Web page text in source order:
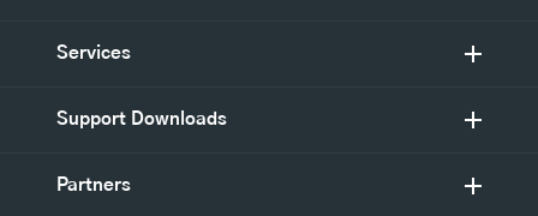
Services
Support Downloads
Partners